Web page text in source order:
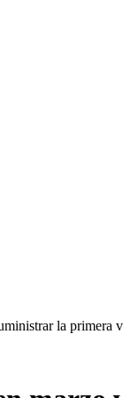
del partido de La
la primera